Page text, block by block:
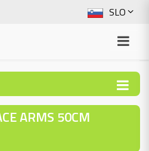
SLO
ENG
ITA
ARMS 50CM